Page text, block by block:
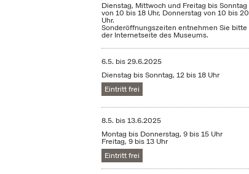
Dienstag, Mittwoch und Freitag bis Sonntag
von 10 bis 18 Uhr, Donnerstag von 10 bis 20
Uhr.
Sonderöffnungszeiten entnehmen Sie bitte
der Internetseite des Museums.
6.5. bis29.6.2025
Dienstag bis Sonntag, 12 bis 18 Uhr
Eintritt frei
8.5. bis13.6.2025
Montag bis Donnerstag, 9 bis 15 Uhr
Freitag, 9 bis 13 Uhr
Eintritt frei